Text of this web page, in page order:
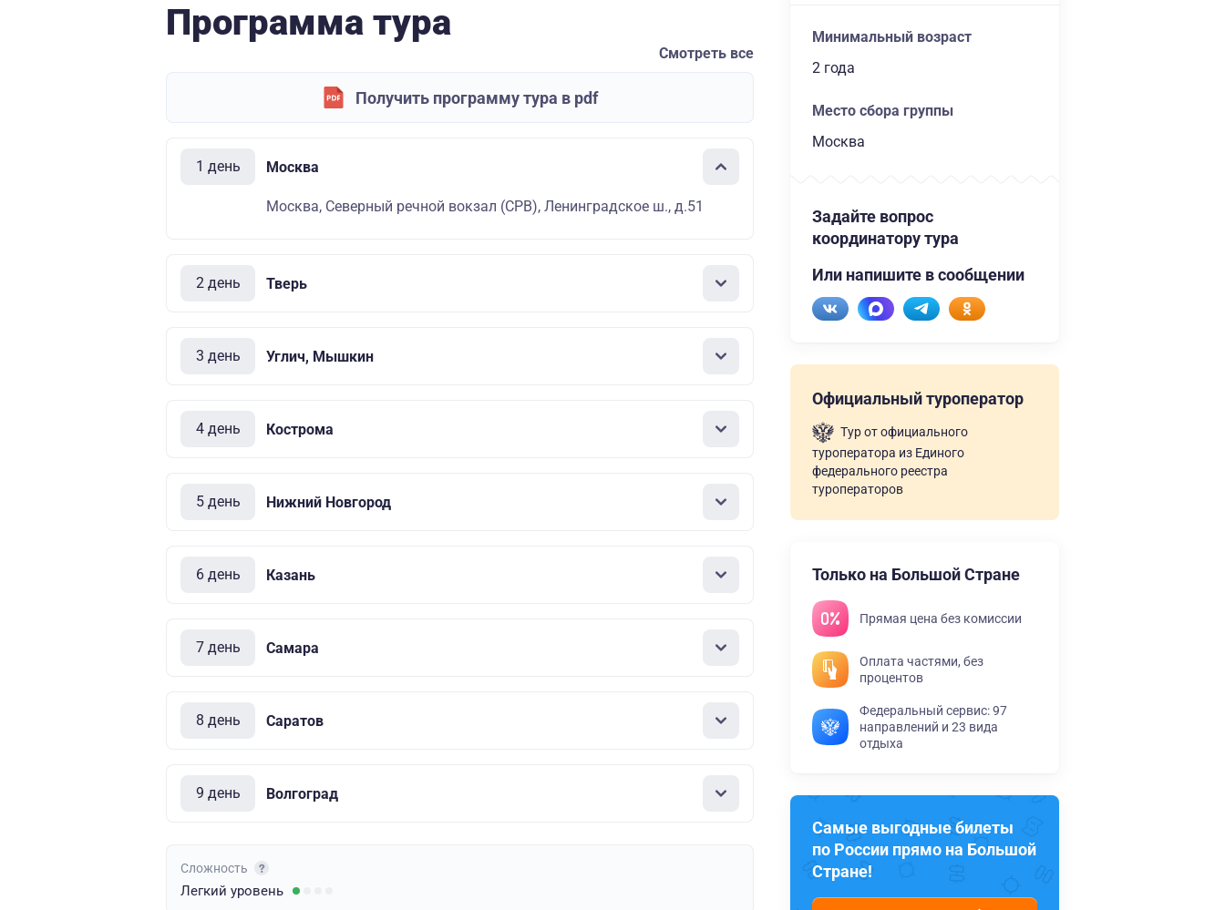
Программа тура
Смотреть все
Получить программу тура в pdf
1 день Москва
Москва, Северный речной вокзал (СРВ), Ленинградское ш., д.51
2 день Тверь
3 день Углич, Мышкин
4 день Кострома
5 день Нижний Новгород
6 день Казань
7 день Самара
8 день Саратов
9 день Волгоград
Сложность
Легкий уровень
Минимальный возраст
2 года
Место сбора группы
Москва
Задайте вопрос
координатору тура
Или напишите в сообщении
Официальный туроператор
Тур от официального
туроператора из Единого
федерального реестра
туроператоров
Только на Большой Стране
Прямая цена без комиссии
Оплата частями, без
процентов
Федеральный сервис: 97
направлений и 23 вида
отдыха
Самые выгодные билеты
по России прямо на Большой
Стране!